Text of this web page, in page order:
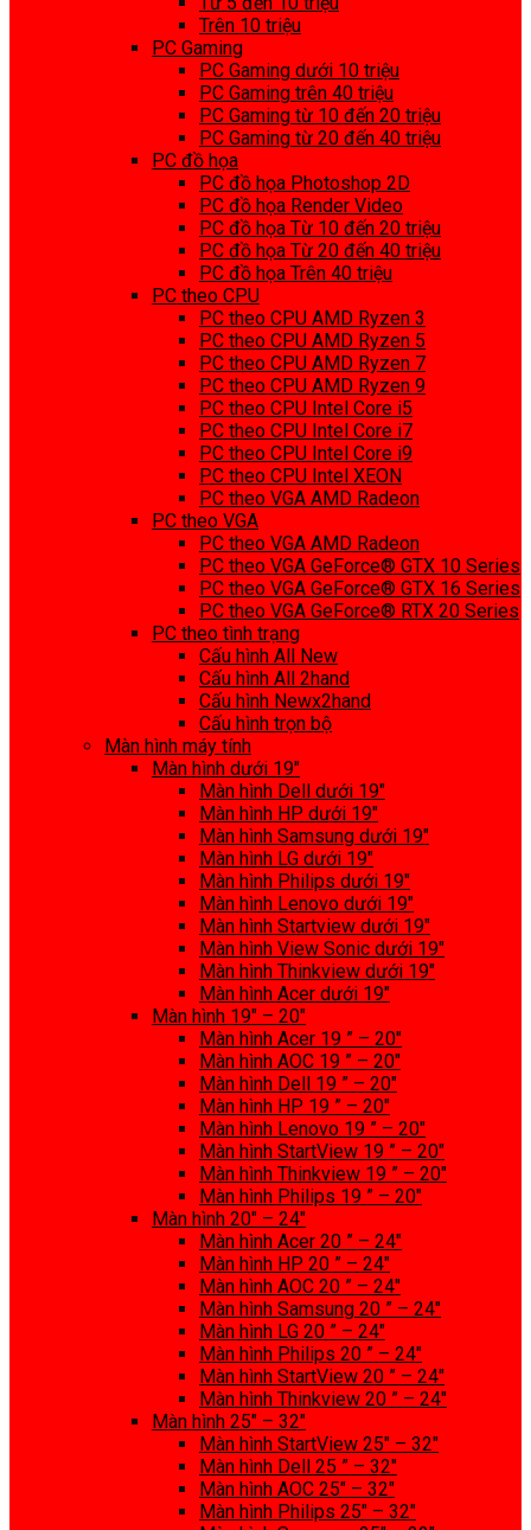
Trên 10 triệu
PC Gaming
PC Gaming dưới 10 triệu
PC Gaming trên 40 triệu
PC Gaming từ 10 đến 20 triệu
PC Gaming từ 20 đến 40 triệu
PC đồ họa
PC đồ họa Photoshop 2D
PC đồ họa Render Video
PC đồ họa Từ 10 đến 20 triệu
PC đồ họa Từ 20 đến 40 triệu
PC đồ họa Trên 40 triệu
PC theo CPU
PC theo CPU AMD Ryzen 3
PC theo CPU AMD Ryzen 5
PC theo CPU AMD Ryzen 7
PC theo CPU AMD Ryzen 9
PC theo CPU Intel Core i5
PC theo CPU Intel Core i7
PC theo CPU Intel Core i9
PC theo CPU Intel XEON
PC theo VGA AMD Radeon
PC theo VGA
PC theo VGA AMD Radeon
PC theo VGA GeForce® GTX 10 Series
PC theo VGA GeForce® GTX 16 Series
PC theo VGA GeForce® RTX 20 Series
PC theo tình trạng
Cấu hình All New
Cấu hình All 2hand
Cấu hình Newx2hand
Cấu hình trọn bộ
Màn hình máy tính
Màn hình dưới 19″
Màn hình Dell dưới 19″
Màn hình HP dưới 19″
Màn hình Samsung dưới 19″
Màn hình LG dưới 19″
Màn hình Philips dưới 19″
Màn hình Lenovo dưới 19″
Màn hình Startview dưới 19″
Màn hình View Sonic dưới 19″
Màn hình Thinkview dưới 19″
Màn hình Acer dưới 19″
Màn hình 19″ – 20″
Màn hình Acer 19 ” – 20″
Màn hình AOC 19 ” – 20″
Màn hình Dell 19 ” – 20″
Màn hình HP 19 ” – 20″
Màn hình Lenovo 19 ” – 20″
Màn hình StartView 19 ” – 20″
Màn hình Thinkview 19 ” – 20″
Màn hình Philips 19 ” – 20″
Màn hình 20″ – 24″
Màn hình Acer 20 ” – 24″
Màn hình HP 20 ” – 24″
Màn hình AOC 20 ” – 24″
Màn hình Samsung 20 ” – 24″
Màn hình LG 20 ” – 24″
Màn hình Philips 20 ” – 24″
Màn hình StartView 20 ” – 24″
Màn hình Thinkview 20 ” – 24″
Màn hình 25″ – 32″
Màn hình StartView 25″ – 32″
Màn hình Dell 25 ” – 32″
Màn hình AOC 25″ – 32″
Màn hình Philips 25″ – 32″